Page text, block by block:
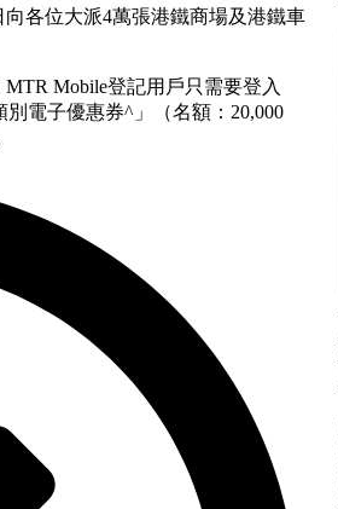
各位大派4萬張港鐵商場及港鐵車
Mobile登記用戶只需要登入
電子優惠券^」（名額：20,000